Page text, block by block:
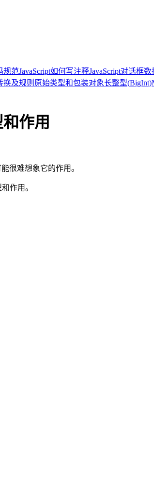
规范JavaScript如何写注释JavaScript对话框数
换及规则 原始类型和包装对象长整型(BigInt)
作用
很难想象它的作用。
作用。